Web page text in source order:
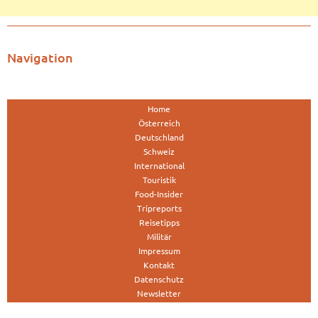
Navigation
Home
Österreich
Deutschland
Schweiz
International
Touristik
Food-Insider
Tripreports
Reisetipps
Militär
Impressum
Kontakt
Datenschutz
Newsletter